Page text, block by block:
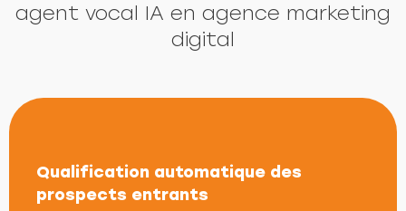
agent vocal IA en agence marketing
digital
Qualification automatique des
prospects entrants